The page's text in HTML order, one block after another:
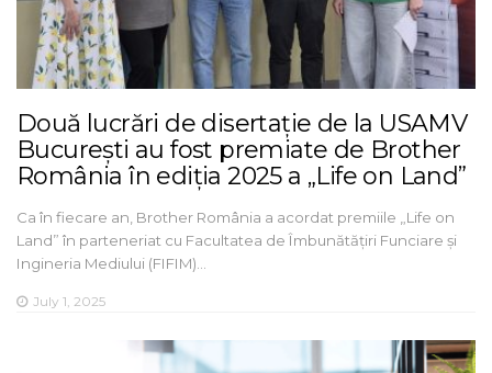
Două lucrări de disertație de la USAMV
București au fost premiate de Brother
România în ediția 2025 a „Life on Land”
Ca în fiecare an, Brother România a acordat premiile „Life on
Land” în parteneriat cu Facultatea de Îmbunătățiri Funciare și
Ingineria Mediului (FIFIM)…
July 1, 2025